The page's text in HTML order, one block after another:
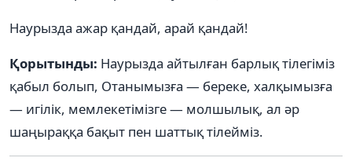
Наурызда ажар қандай, арай қандай!
Қорытынды: Наурызда айтылған барлық тілегіміз
қабыл болып, Отанымызға — береке, халқымызға
— игілік, мемлекетімізге — молшылық, ал әр
шаңыраққа бақыт пен шаттық тілейміз.